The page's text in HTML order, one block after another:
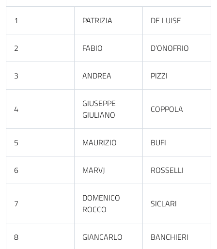
1 PATRIZIA DE LUISE
2 FABIO D’ONOFRIO
3 ANDREA PIZZI
4
GIUSEPPE
GIULIANO
COPPOLA
5 MAURIZIO BUFI
6 MARVJ ROSSELLI
7
DOMENICO
ROCCO
SICLARI
8 GIANCARLO BANCHIERI